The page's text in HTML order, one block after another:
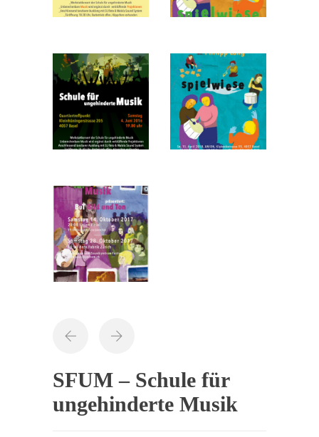
SFUM – Schule für
ungehinderte Musik